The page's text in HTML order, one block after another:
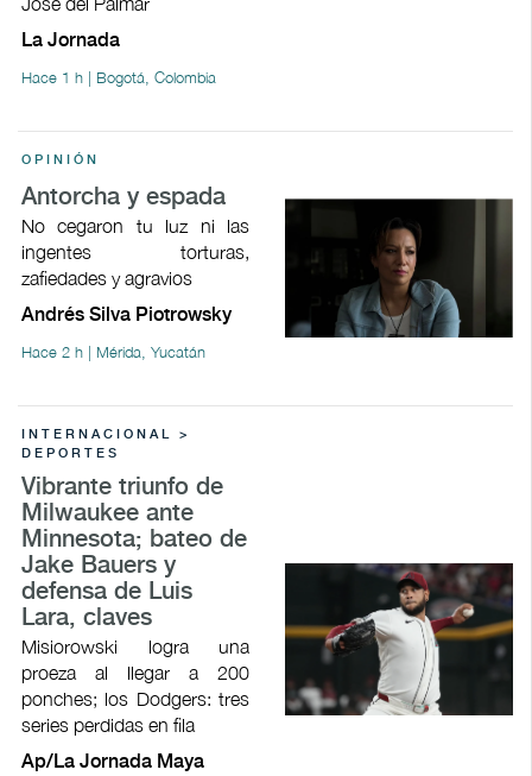
La Jornada
Hace 1 h | Bogotá, Colombia
OPINIÓN
Antorcha y espada
No cegaron tu luz ni las
ingentes torturas,
zafiedades y agravios
Andrés Silva Piotrowsky
Hace 2 h | Mérida, Yucatán
INTERNACIONAL >
DEPORTES
Vibrante triunfo de
Milwaukee ante
Minnesota; bateo de
Jake Bauers y
defensa de Luis
Lara, claves
Misiorowski logra una
proeza al llegar a 200
ponches; los Dodgers: tres
series perdidas en fila
Ap/La Jornada Maya